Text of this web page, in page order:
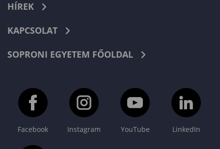
HÍREK
KAPCSOLAT
SOPRONI EGYETEM FŐOLDAL
Facebook Instagram YouTube LinkedIn